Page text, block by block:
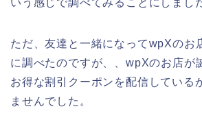
ただ、友達と一緒になってwpXのお
に調べたのですが、、wpXのお店が
お得な割引クーポンを配信している
ませんでした。